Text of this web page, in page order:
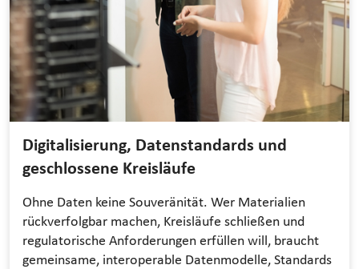
Digitalisierung, Datenstandards und
geschlossene Kreisläufe
Ohne Daten keine Souveränität. Wer Materialien
rückverfolgbar machen, Kreisläufe schließen und
regulatorische Anforderungen erfüllen will, braucht
gemeinsame, interoperable Datenmodelle, Standards